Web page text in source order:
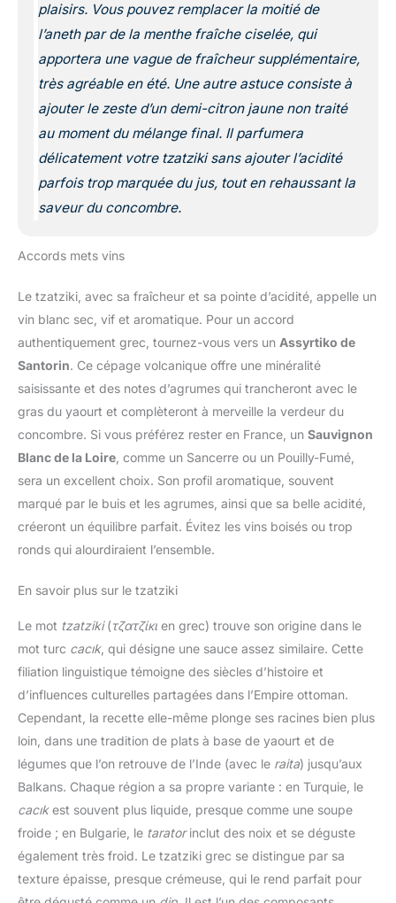
plaisirs. Vous pouvez remplacer la moitié de
l’aneth par de la menthe fraîche ciselée, qui
apportera une vague de fraîcheur supplémentaire,
très agréable en été. Une autre astuce consiste à
ajouter le zeste d’un demi-citron jaune non traité
au moment du mélange final. Il parfumera
délicatement votre tzatziki sans ajouter l’acidité
parfois trop marquée du jus, tout en rehaussant la
saveur du concombre.
Accords mets vins
Le tzatziki, avec sa fraîcheur et sa pointe d’acidité, appelle un
vin blanc sec, vif et aromatique. Pour un accord
authentiquement grec, tournez-vous vers un Assyrtiko de
Santorin. Ce cépage volcanique offre une minéralité
saisissante et des notes d’agrumes qui trancheront avec le
gras du yaourt et complèteront à merveille la verdeur du
concombre. Si vous préférez rester en France, un Sauvignon
Blanc de la Loire , comme un Sancerre ou un Pouilly-Fumé,
sera un excellent choix. Son profil aromatique, souvent
marqué par le buis et les agrumes, ainsi que sa belle acidité,
créeront un équilibre parfait. Évitez les vins boisés ou trop
ronds qui alourdiraient l’ensemble.
En savoir plus sur le tzatziki
Le mot tzatziki(τζατζίκι en grec) trouve son origine dans le
mot turc cacık, qui désigne une sauce assez similaire. Cette
filiation linguistique témoigne des siècles d’histoire et
d’influences culturelles partagées dans l’Empire ottoman.
Cependant, la recette elle-même plonge ses racines bien plus
loin, dans une tradition de plats à base de yaourt et de
légumes que l’on retrouve de l’Inde (avec le raita) jusqu’aux
Balkans. Chaque région a sa propre variante : en Turquie, le
cacıkest souvent plus liquide, presque comme une soupe
froide ; en Bulgarie, le taratorinclut des noix et se déguste
également très froid. Le tzatziki grec se distingue par sa
texture épaisse, presque crémeuse, qui le rend parfait pour